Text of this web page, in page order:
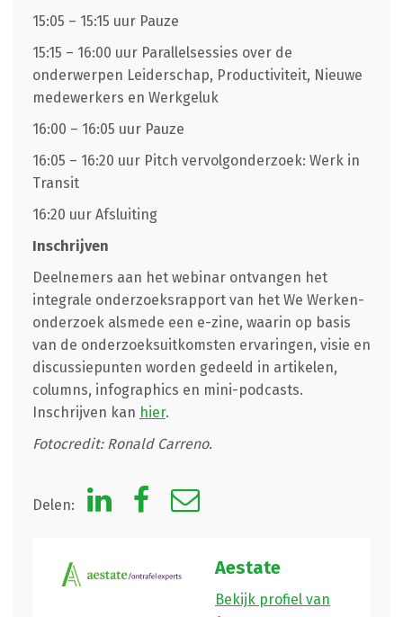
15:05 – 15:15 uur Pauze
15:15 – 16:00 uur Parallelsessies over de
onderwerpen Leiderschap, Productiviteit, Nieuwe
medewerkers en Werkgeluk
16:00 – 16:05 uur Pauze
16:05 – 16:20 uur Pitch vervolgonderzoek: Werk in
Transit
16:20 uur Afsluiting
Inschrijven
Deelnemers aan het webinar ontvangen het
integrale onderzoeksrapport van het We Werken-
onderzoek alsmede een e-zine, waarin op basis
van de onderzoeksuitkomsten ervaringen, visie en
discussiepunten worden gedeeld in artikelen,
columns, infographics en mini-podcasts.
Inschrijven kan hier.
Fotocredit: Ronald Carreno.
Delen:
Aestate
Bekijk profiel van